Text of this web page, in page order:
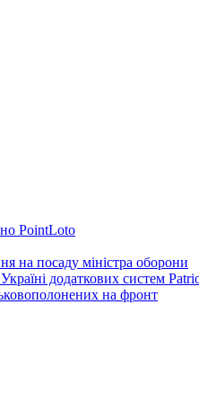
PointLoto
на посаду міністра оборони
додаткових систем
на фронт